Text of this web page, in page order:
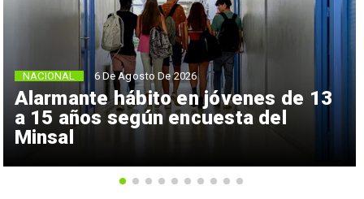
Alarmante hábito en jóvenes de 13
a 15 años según encuesta del
Minsal
NACIONAL 6 De Agosto De 2026